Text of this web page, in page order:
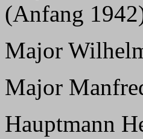
(Anfang
Major
Major
Hauptmann